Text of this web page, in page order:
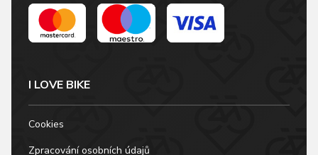
I LOVE BIKE
Cookies
Zpracování osobních údajů